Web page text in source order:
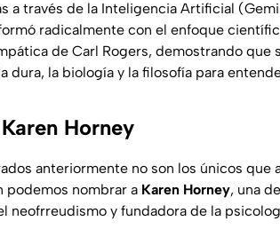
a través de la Inteligencia Artificial
radicalmente con el enfoque
de Carl Rogers, demostrando que
dura, la biología y la filosofía para
Horney
anteriormente no son los únicos que
podemos nombrar a Karen Horney, una
neofrreudismo y fundadora de la